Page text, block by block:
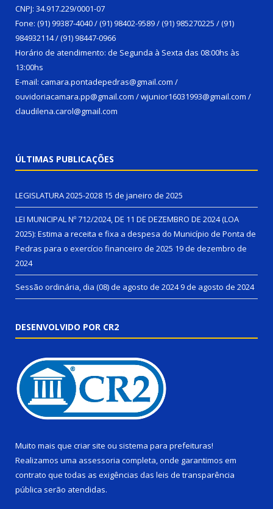
CNPJ: 34.917.229/0001-07
Fone: (91) 99387-4040 / (91) 98402-9589 / (91) 985270225 / (91)
984932114 / (91) 98447-0966
Horário de atendimento: de Segunda à Sexta das 08:00hs às
13:00hs
E-mail: camara.pontadepedras@gmail.com /
ouvidoriacamara.pp@gmail.com / wjunior16031993@gmail.com /
claudilena.carol@gmail.com
ÚLTIMAS PUBLICAÇÕES
LEGISLATURA 2025-2028 15 de janeiro de 2025
LEI MUNICIPAL Nº 712/2024, DE 11 DE DEZEMBRO DE 2024 (LOA
2025): Estima a receita e fixa a despesa do Município de Ponta de
Pedras para o exercício financeiro de 2025 19 de dezembro de
2024
Sessão ordinária, dia (08) de agosto de 20249 de agosto de 2024
DESENVOLVIDO POR CR2
Muito mais que criar site ou sistema para prefeituras!
Realizamos uma assessoria completa, onde garantimos em
contrato que todas as exigências das leis de transparência
pública serão atendidas.